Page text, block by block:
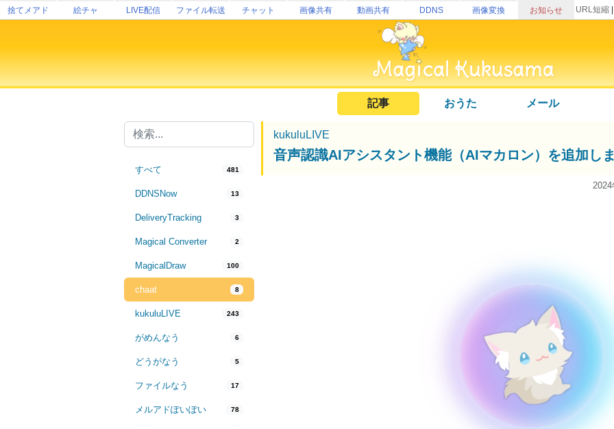
捨てメアド 絵チャ LIVE配信 ファイル転送 チャット 画像共有 動画共有 DDNS 画像変換 お知らせ URL短縮
記事 おうた メール
すべて 481
DDNSNow 13
DeliveryTracking 3
Magical Converter 2
MagicalDraw 100
chaat 8
kukuluLIVE 243
がめんなう 6
どうがなう 5
ファイルなう 17
メルアドぽいぽい 78
kukuluLIVE
音声認識AIアシスタント機能（AIマカロン）を追加し